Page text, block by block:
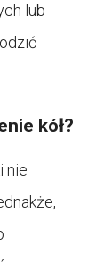
lub
kół?
nie